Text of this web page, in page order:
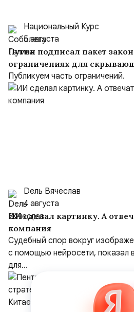
Национальный Курс
5 августа
Путин подписал пакет
ограничениях для
рубежом преступников и
Публикуем часть ограничений.
Dель Вячеслав
4 августа
ИИ сделал картинку. А
компания
Судебный спор вокруг
с помощью нейросети, показал
для...